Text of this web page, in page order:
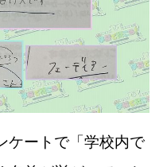
ケートで「学校内で